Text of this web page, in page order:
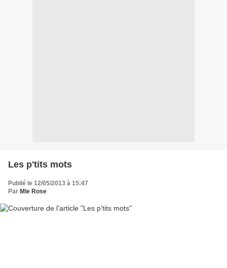
Les p'tits mots
Publié le 12/05/2013 à 15:47
Par Mle Rose